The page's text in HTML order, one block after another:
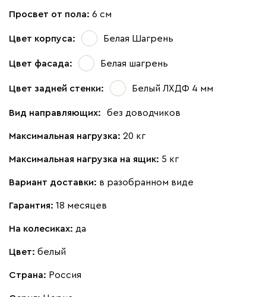
Просвет от пола: 6 см
Цвет корпуса: Белая Шагрень
Цвет фасада: Белая шагрень
Цвет задней стенки: Белый ЛХДФ 4 мм
Вид направляющих: без доводчиков
Максимальная нагрузка: 20 кг
Максимальная нагрузка на ящик: 5 кг
Вариант доставки: в разобранном виде
Гарантия: 18 месяцев
На колесиках: да
Цвет: белый
Страна: Россия